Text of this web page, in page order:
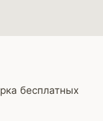
бесплатных